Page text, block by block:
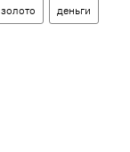
золото деньги